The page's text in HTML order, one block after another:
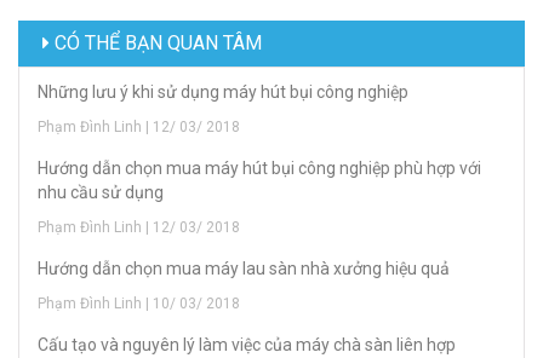
CÓ THỂ BẠN QUAN TÂM
Những lưu ý khi sử dụng máy hút bụi công nghiệp
Phạm Đình Linh | 12/ 03/ 2018
Hướng dẫn chọn mua máy hút bụi công nghiệp phù hợp với
nhu cầu sử dụng
Phạm Đình Linh | 12/ 03/ 2018
Hướng dẫn chọn mua máy lau sàn nhà xưởng hiệu quả
Phạm Đình Linh | 10/ 03/ 2018
Cấu tạo và nguyên lý làm việc của máy chà sàn liên hợp